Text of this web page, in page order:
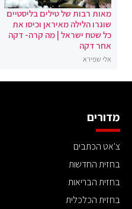
מאות רבות של טילים בליסטיים
שוגרו הלילה מאיראן וכיסו את
כל שטח ישראל | מה קרה- דקה
אחר דקה
אלי שפירא
מדורים
צ'אט הכתבים
בחזית החדשות
בחזית הבריאות
בחזית הכלכלית